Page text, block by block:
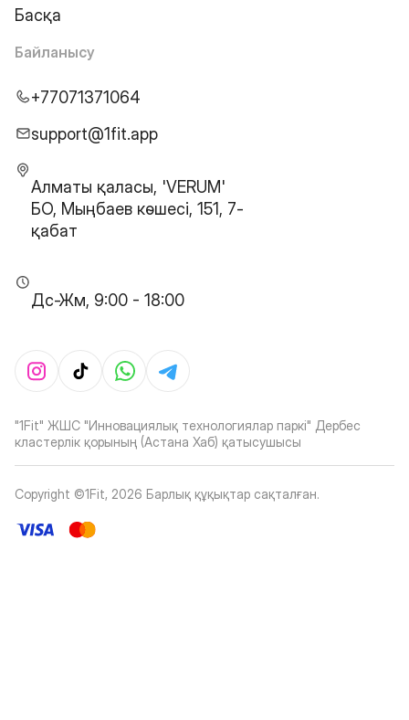
Басқа
Байланысу
+77071371064
support@1fit.app
Алматы қаласы, 'VERUM'
БО, Мыңбаев көшесі, 151, 7-
қабат
Дс-Жм, 9:00 - 18:00
"1Fit" ЖШС "Инновациялық технологиялар паркі" Дербес
кластерлік қорының (Астана Хаб) қатысушысы
Copyright ©1Fit, 2026 Барлық құқықтар сақталған.